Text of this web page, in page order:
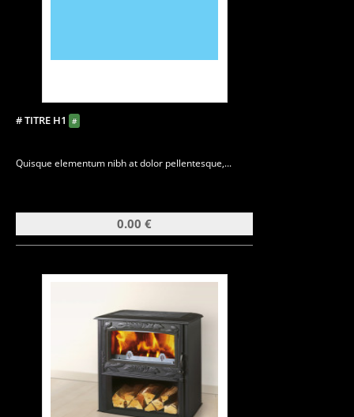
# TITRE H1 #
Quisque elementum nibh at dolor pellentesque,...
0.00 €